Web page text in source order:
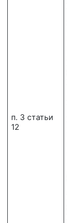
п. 3 статьи
12